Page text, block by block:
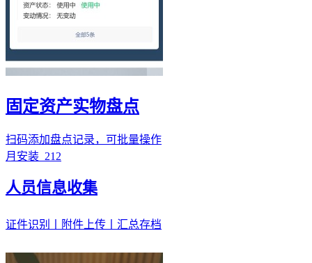
固定资产实物盘点
扫码添加盘点记录，可批量操作
月安装 212
人员信息收集
证件识别丨附件上传丨汇总存档